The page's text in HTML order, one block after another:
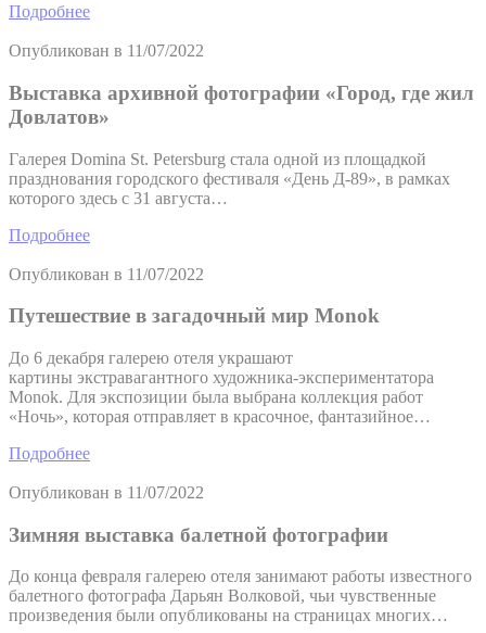
Подробнее
Опубликован в 11/07/2022
Выставка архивной фотографии «Город, где жил
Довлатов»
Галерея Domina St. Petersburg стала одной из площадкой
празднования городского фестиваля «День Д-89», в рамках
которого здесь с 31 августа…
Подробнее
Опубликован в 11/07/2022
Путешествие в загадочный мир Monok
До 6 декабря галерею отеля украшают
картины экстравагантного художника-экспериментатора
Monok. Для экспозиции была выбрана коллекция работ
«Ночь», которая отправляет в красочное, фантазийное…
Подробнее
Опубликован в 11/07/2022
Зимняя выставка балетной фотографии
До конца февраля галерею отеля занимают работы известного
балетного фотографа Дарьян Волковой, чьи чувственные
произведения были опубликованы на страницах многих…